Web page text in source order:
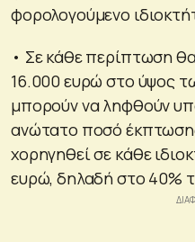
φορολογούμενο
• Σε κάθε περίπτωση
16.000 ευρώ στο ύψος
μπορούν να ληφθούν
ανώτατο ποσό
χορηγηθεί σε κάθε
ευρώ, δηλαδή στο 40%